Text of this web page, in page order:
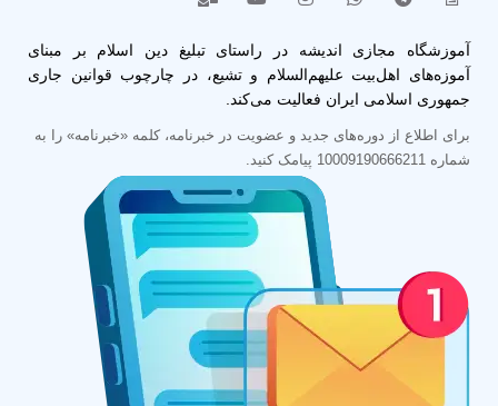
آموزشگاه مجازی اندیشه در راستای تبلیغ دین اسلام بر مبنای
آموزه‌های اهل‌بیت علیهم‌السلام و تشیع، در چارچوب قوانین جاری
جمهوری اسلامی ایران فعالیت می‌کند.
برای اطلاع از دوره‌های جدید و عضویت در خبرنامه، کلمه «خبرنامه» را به
شماره 10009190666211 پیامک کنید.